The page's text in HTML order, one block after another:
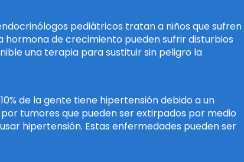
pediátricos tratan a niños que sufren
de crecimiento pueden sufrir disturbios
una terapia para sustituir sin peligro la
de la gente tiene hipertensión debido a un
tumores que pueden ser extirpados por medio
hipertensión. Estas enfermedades pueden ser